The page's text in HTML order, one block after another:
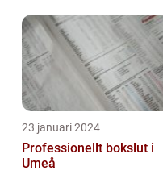
23 januari 2024
Professionellt bokslut i
Umeå